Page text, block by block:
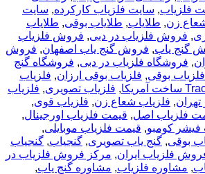
فلزیاب, سایت فلزیاب کارکرده, سایت
زن, طلایاب, طلایاب بوقی, طلایاب
, فروش فلزیاب در دبی, فروش فلزیاب
گنج یاب, فروش گنج یاب اصفهان, فروش
, فروشگاه فلزیاب در دبی, فروشگاه گنج
فلزیاب بوقی, فلزیاب بوقی ارزان, فلزیاب
, فلزیاب تصویری, فلزیاب
تهران, فلزیاب شعاع زن, فلزیاب قوی,
فلزیاب اصل, قیمت فلزیاب اورجینال,
فیشر کومبو, قیمت فلزیاب موبایلی,
بوقی, گنج یاب تصویری, گنجیاب, گنجیاب
فلزیاب ایران, مرکز فروش فلزیاب در
, مشاوره فلزیاب, مشاوره گنج یاب,